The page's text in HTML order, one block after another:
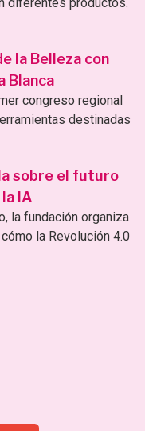
la Belleza con
Blanca
congreso regional
destinadas
sobre el futuro
IA
la fundación organiza
la Revolución 4.0